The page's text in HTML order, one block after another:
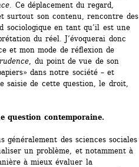
. Ce déplacement du regard,
surtout son contenu, rencontre des
sociologique en tant qu’il est une
du réel. J’évoquerai donc
et mon mode de réflexion de
, du point de vue de son
dans notre société – et
saisie de cette question, le droit,
question contemporaine.
généralement des sciences sociales
un problème, et notamment à
à mieux évaluer la